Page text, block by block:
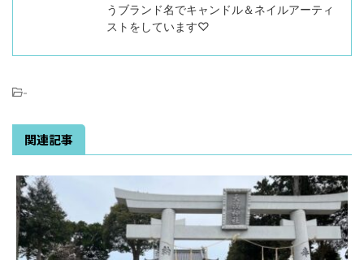
うブランド名でキャンドル＆ネイルアーティ
ストをしています♡
-
関連記事